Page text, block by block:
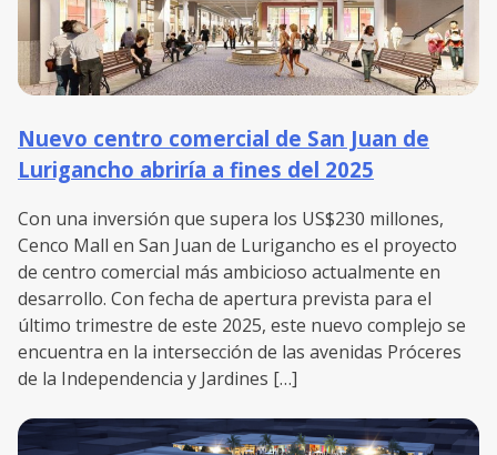
Nuevo centro comercial de San Juan de
Lurigancho abriría a fines del 2025
Con una inversión que supera los US$230 millones,
Cenco Mall en San Juan de Lurigancho es el proyecto
de centro comercial más ambicioso actualmente en
desarrollo. Con fecha de apertura prevista para el
último trimestre de este 2025, este nuevo complejo se
encuentra en la intersección de las avenidas Próceres
de la Independencia y Jardines […]